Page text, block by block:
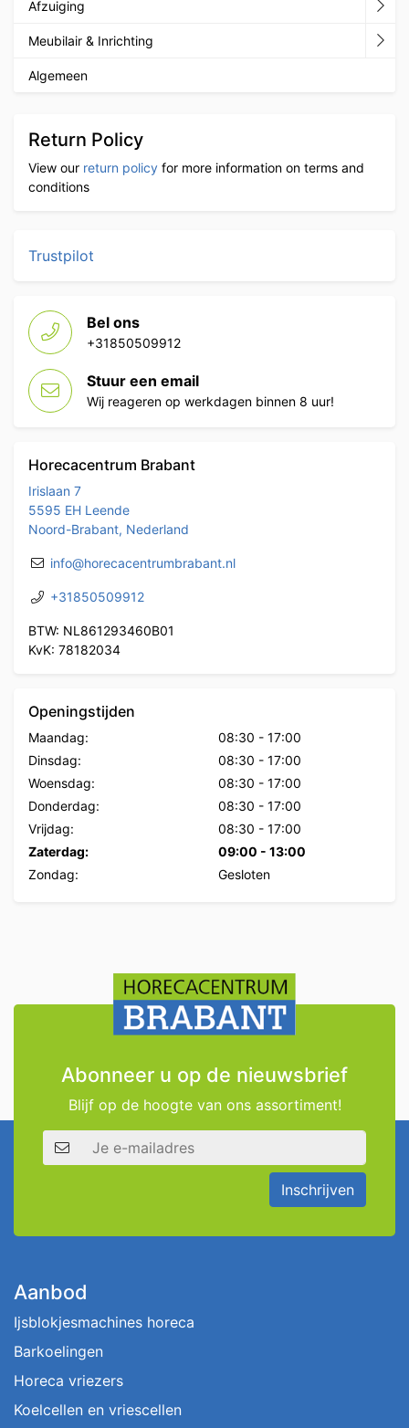
Afzuiging
Meubilair & Inrichting
Algemeen
Return Policy
View our return policy for more information on terms and
conditions
Trustpilot
Bel ons
+31850509912
Stuur een email
Wij reageren op werkdagen binnen 8 uur!
Horecacentrum Brabant
Irislaan 7
5595 EH Leende
Noord-Brabant, Nederland
info@horecacentrumbrabant.nl
+31850509912
BTW: NL861293460B01
KvK: 78182034
Openingstijden
Maandag: 08:30 - 17:00
Dinsdag:
08:30 - 17:00
Woensdag:
08:30 - 17:00
Donderdag:
08:30 - 17:00
Vrijdag:
08:30 - 17:00
Zaterdag:
09:00 - 13:00
Zondag:
Gesloten
Abonneer u op de nieuwsbrief
Blijf op de hoogte van ons assortiment!
E-mailadres
Inschrijven
Aanbod
Ijsblokjesmachines horeca
Barkoelingen
Horeca vriezers
Koelcellen en vriescellen